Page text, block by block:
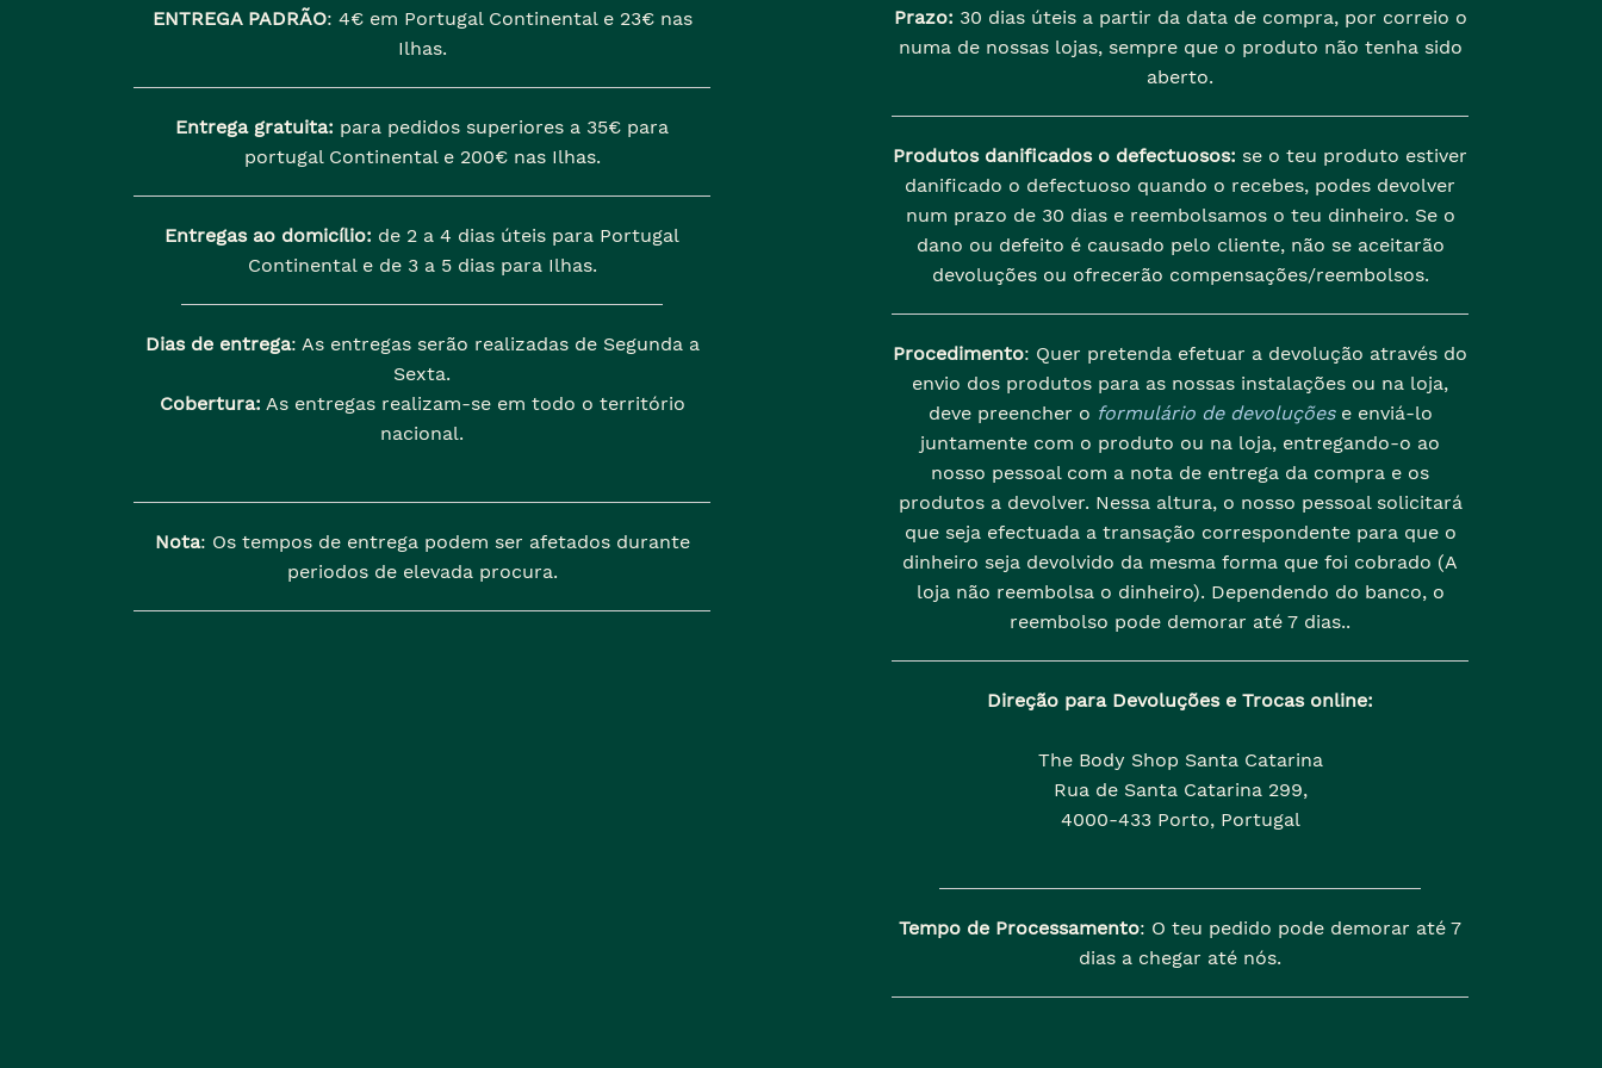
ENTREGA PADRÃO: 4€ em Portugal Continental e 23€ nas
Ilhas.
Entrega gratuita: para pedidos superiores a 35€ para
portugal Continental e 200€ nas Ilhas.
Entregas ao domicílio: de 2 a 4 dias úteis para Portugal
Continental e de 3 a 5 dias para Ilhas.
Dias de entrega: As entregas serão realizadas de Segunda a
Sexta.
Cobertura: As entregas realizam-se em todo o território
nacional.
Nota: Os tempos de entrega podem ser afetados durante
periodos de elevada procura.
Prazo: 30 dias úteis a partir da data de compra, por correio o
numa de nossas lojas, sempre que o produto não tenha sido
aberto.
Produtos danificados o defectuosos: se o teu produto estiver
danificado o defectuoso quando o recebes, podes devolver
num prazo de 30 dias e reembolsamos o teu dinheiro. Se o
dano ou defeito é causado pelo cliente, não se aceitarão
devoluções ou ofrecerão compensações/reembolsos.
Procedimento: Quer pretenda efetuar a devolução através do
envio dos produtos para as nossas instalações ou na loja,
deve preencher o formulário de devoluçõese enviá-lo
juntamente com o produto ou na loja, entregando-o ao
nosso pessoal com a nota de entrega da compra e os
produtos a devolver. Nessa altura, o nosso pessoal solicitará
que seja efectuada a transação correspondente para que o
dinheiro seja devolvido da mesma forma que foi cobrado (A
loja não reembolsa o dinheiro). Dependendo do banco, o
reembolso pode demorar até 7 dias..
Direção para Devoluções e Trocas online:
The Body Shop Santa Catarina
Rua de Santa Catarina 299,
4000-433 Porto, Portugal
Tempo de Processamento: O teu pedido pode demorar até 7
dias a chegar até nós.